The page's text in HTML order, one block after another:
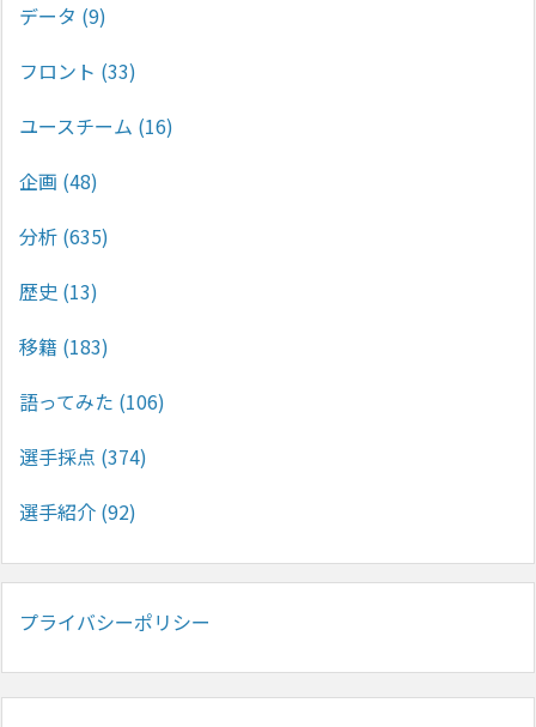
データ (9)
フロント (33)
ユースチーム (16)
企画 (48)
分析 (635)
歴史 (13)
移籍 (183)
語ってみた (106)
選手採点 (374)
選手紹介 (92)
プライバシーポリシー